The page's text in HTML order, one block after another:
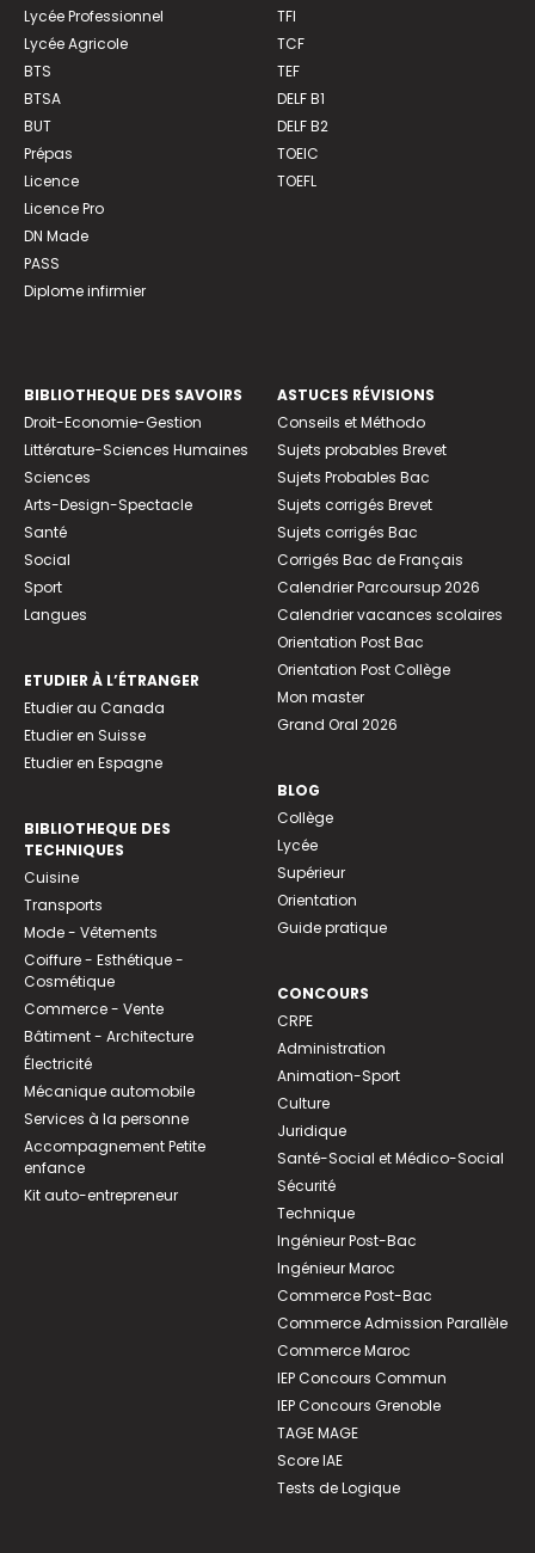
Lycée Professionnel
Lycée Agricole
BTS
BTSA
BUT
Prépas
Licence
Licence Pro
DN Made
PASS
Diplome infirmier
TFI
TCF
TEF
DELF B1
DELF B2
TOEIC
TOEFL
BIBLIOTHEQUE DES SAVOIRS
Droit-Economie-Gestion
Littérature-Sciences Humaines
Sciences
Arts-Design-Spectacle
Santé
Social
Sport
Langues
ETUDIER À L’ÉTRANGER
Etudier au Canada
Etudier en Suisse
Etudier en Espagne
BIBLIOTHEQUE DES
TECHNIQUES
Cuisine
Transports
Mode - Vêtements
Coiffure - Esthétique -
Cosmétique
Commerce - Vente
Bâtiment - Architecture
Électricité
Mécanique automobile
Services à la personne
Accompagnement Petite
enfance
Kit auto-entrepreneur
ASTUCES RÉVISIONS
Conseils et Méthodo
Sujets probables Brevet
Sujets Probables Bac
Sujets corrigés Brevet
Sujets corrigés Bac
Corrigés Bac de Français
Calendrier Parcoursup 2026
Calendrier vacances scolaires
Orientation Post Bac
Orientation Post Collège
Mon master
Grand Oral 2026
BLOG
Collège
Lycée
Supérieur
Orientation
Guide pratique
CONCOURS
CRPE
Administration
Animation-Sport
Culture
Juridique
Santé-Social et Médico-Social
Sécurité
Technique
Ingénieur Post-Bac
Ingénieur Maroc
Commerce Post-Bac
Commerce Admission Parallèle
Commerce Maroc
IEP Concours Commun
IEP Concours Grenoble
TAGE MAGE
Score IAE
Tests de Logique